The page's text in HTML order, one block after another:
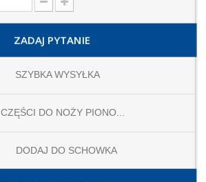
ZADAJ PYTANIE
SZYBKA WYSYŁKA
CZĘŚCI DO NOŻY PIONO...
DODAJ DO SCHOWKA